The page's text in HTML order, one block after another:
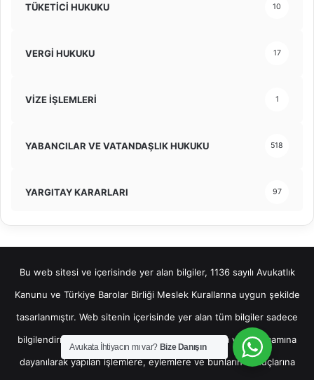
TÜKETİCİ HUKUKU 10
VERGİ HUKUKU 17
VİZE İŞLEMLERİ 1
YABANCILAR VE VATANDAŞLIK HUKUKU 518
YARGITAY KARARLARI 97
Bu web sitesi ve içerisinde yer alan bilgiler, 1136 sayılı Avukatlık
Kanunu ve Türkiye Barolar Birliği Meslek Kurallarına uygun şekilde
tasarlanmıştır. Web sitenin içerisinde yer alan tüm bilgiler sadece
bilgilendirme amaçlı olup, bu bilgilerin bir kısmına veya tamamına
dayanılarak yapılan işlemlere, eylemlere ve bunların sonuçlarına
Avukata İhtiyacın mı var? Bize Danışın